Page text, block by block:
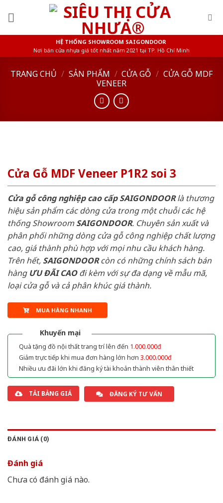
HỆ THỐNG SHOWROOM SAIGONDOOR
Nơi bán cửa nhựa giá tốt nhất năm 2021 tại TP. Hồ Chí Minh
TRANG CHỦ / SẢN PHẨM / CỬA GỖ / CỬA GỖ MDF
VENEER
Cửa Gỗ MDF Veneer P1R2 soi 3
Cửa gỗ công nghiệp cao cấp SAIGONDOORlà thương
hiệu sản phẩm các dòng cửa trong một chuỗi các hệ
thống ShowroomSAIGONDOOR. Chuyên sản xuất và
phân phối những dòng cửa gỗ công nghiệp chất lượng
cao, giá thành phù hợp với mọi nhu cầu khách hàng.
Trên hết, SAIGONDOORcòn có những chính sách bán
hàng ƯU ĐÃI CAOđi kèm với sự đa dạng về mẫu mã,
loại cửa gỗ và cả phân khúc giá thành.
MUA HÀNG NHANH
Khuyến mại
Quà tặng đồ nội thất trang trí lên đến 1.000.000đ
Giảm trực tiếp khi mua đơn hàng lớn hơn 3.000.000đ
Nhiều ưu đãi lớn khi đăng ký tài khoản thành viên thân thiết
TẢI BẢNG GIÁ ĐĂNG KÝ TƯ VẤN
ĐÁNH GIÁ (0)
Đánh giá
Chưa có đánh giá nào.